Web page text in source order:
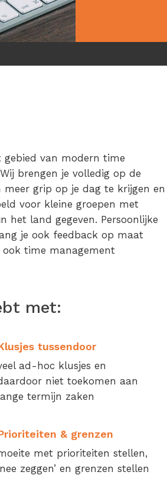
gebied van modern time
brengen je volledig op de
grip op je dag te krijgen en
voor kleine groepen met
het land gegeven. Persoonlijke
je ook feedback op maat
ook time management
met:
tussendoor
ad-hoc klusjes en
niet toekomen aan
termijn zaken
& grenzen
met prioriteiten stellen,
zeggen’ en grenzen stellen